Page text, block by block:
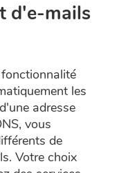
d'e-mails
les
adresse
vous
de
Votre choix